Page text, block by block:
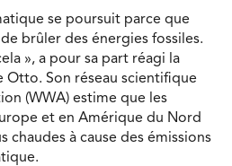
se poursuit parce que
de brûler des énergies fossiles.
», a pour sa part réagi la
Son réseau scientifique
(WWA) estime que les
et en Amérique du Nord
chaudes à cause des émissions